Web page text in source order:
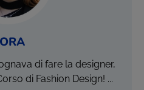
di fare la designer,
di Fashion Design! ...